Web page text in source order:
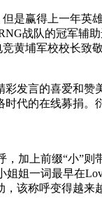
是赢得上一年英
战队的冠军辅
黄埔军校校长致
发言的喜爱和赞
代的在线募捐。
加上前缀“小”
姐一词最早在
该称呼变得越来